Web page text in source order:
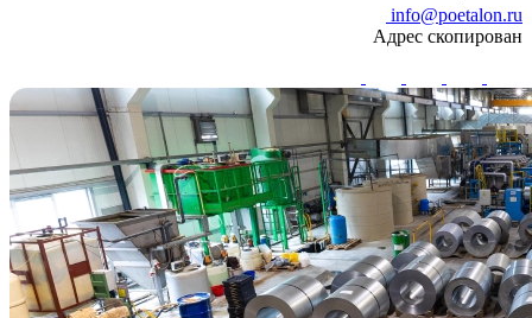
info@poetalon.ru
Адрес скопирован